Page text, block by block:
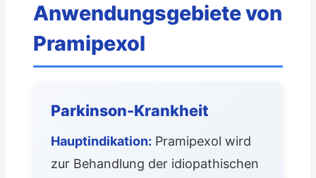
Anwendungsgebiete von
Pramipexol
Parkinson-Krankheit
Hauptindikation: Pramipexol wird
zur Behandlung der idiopathischen